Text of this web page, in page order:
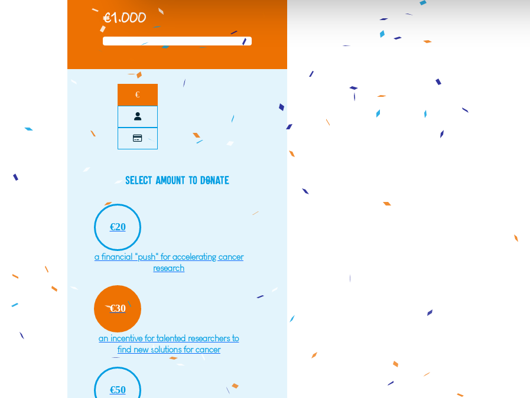
€1.000
€
Select amount to donate
€20
a financial "push" for accelerating cancer
research
€30
an incentive for talented researchers to
find new solutions for cancer
€50